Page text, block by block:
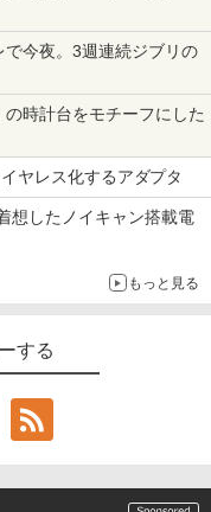
で今夜。3週連続ジブリの
の時計台をモチーフにした
ヤレス化するアダプタ
想したノイキャン搭載電
もっと見る
する